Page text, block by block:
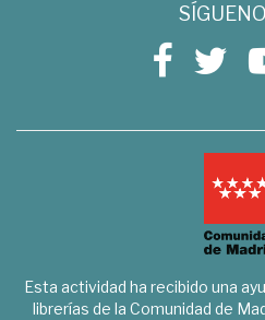
Esta actividad ha recibido una
librerías de la Comunidad de